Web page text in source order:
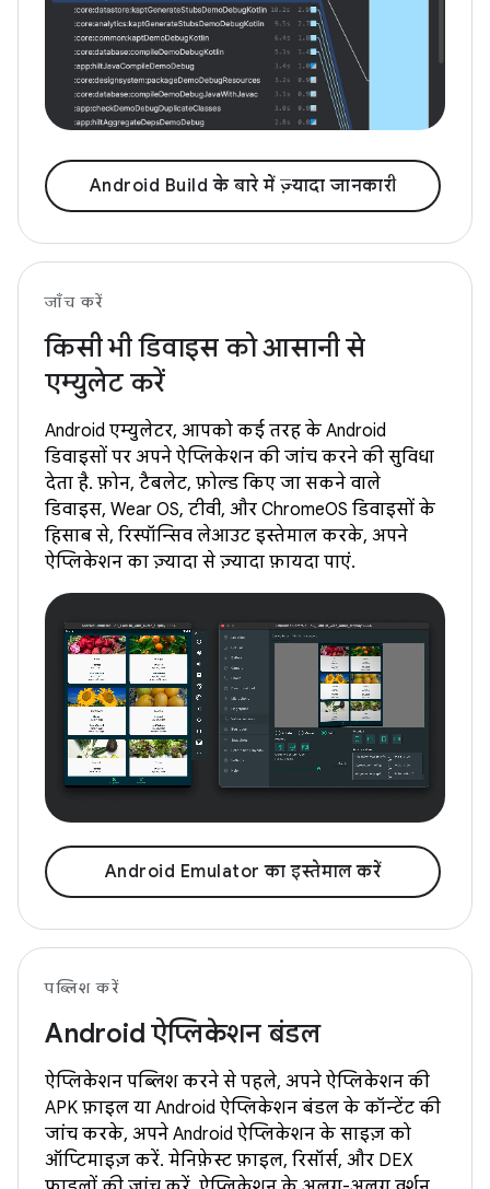
Android Build के बारे में ज़्यादा जानकारी
जाँच करें
किसी भी डिवाइस को आसानी से
एम्युलेट करें
Android एम्युलेटर, आपको कई तरह के Android
डिवाइसों पर अपने ऐप्लिकेशन की जांच करने की सुविधा
देता है. फ़ोन, टैबलेट, फ़ोल्ड किए जा सकने वाले
डिवाइस, Wear OS, टीवी, और ChromeOS डिवाइसों के
हिसाब से, रिस्पॉन्सिव लेआउट इस्तेमाल करके, अपने
ऐप्लिकेशन का ज़्यादा से ज़्यादा फ़ायदा पाएं.
Android Emulator का इस्तेमाल करें
पब्लिश करें
Android ऐप्लिकेशन बंडल
ऐप्लिकेशन पब्लिश करने से पहले, अपने ऐप्लिकेशन की
APK फ़ाइल या Android ऐप्लिकेशन बंडल के कॉन्टेंट की
जांच करके, अपने Android ऐप्लिकेशन के साइज़ को
ऑप्टिमाइज़ करें. मेनिफ़ेस्ट फ़ाइल, रिसॉर्स, और DEX